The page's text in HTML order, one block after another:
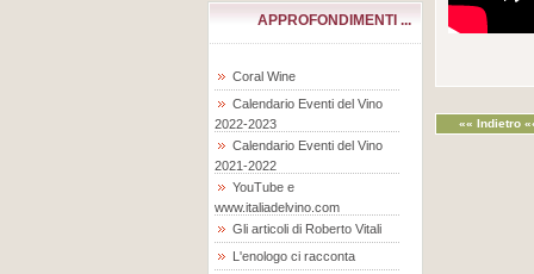
APPROFONDIMENTI ...
Coral Wine
Calendario Eventi del Vino
2022-2023
Calendario Eventi del Vino
2021-2022
YouTube e
www.italiadelvino.com
Gli articoli di Roberto Vitali
L'enologo ci racconta
«« Indietro